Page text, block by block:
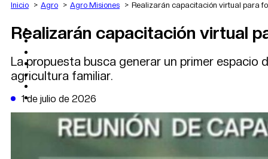
AGRO
DEPORTES
POLÍTICA
CAMBIO CLIMÁTICO
DE LA TRIBUNA TV
Inicio Agro Agro Misiones Realizarán capacitación virtual para
Realizarán capacitación virtual
La propuesta busca generar un primer espacio
agricultura familiar.
1 de julio de 2026